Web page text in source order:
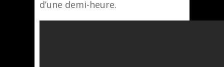
d’une demi-heure.